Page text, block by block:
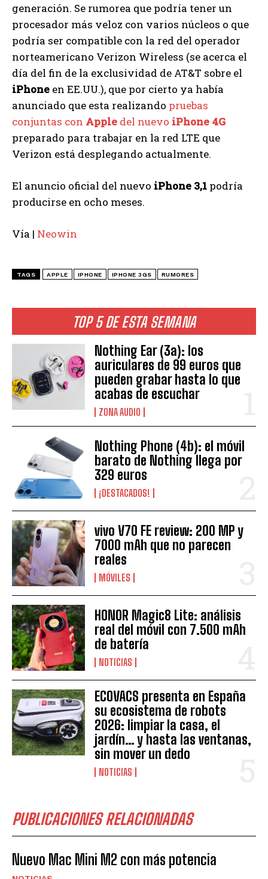
TOP 5 DE ESTA SEMANA
Nothing Ear (3a): los
auriculares de 99 euros que
pueden grabar hasta lo que
acabas de escuchar
ZONA AUDIO
Nothing Phone (4b): el móvil
barato de Nothing llega por
329 euros
¡DESTACADOS!
vivo V70 FE review: 200 MP y
7000 mAh que no parecen
reales
MÓVILES
HONOR Magic8 Lite: análisis
real del móvil con 7.500 mAh
de batería
NOTICIAS
ECOVACS presenta en España
su ecosistema de robots
2026: limpiar la casa, el
jardín… y hasta las ventanas,
sin mover un dedo
NOTICIAS
PUBLICACIONES RELACIONADAS
Nuevo Mac Mini M2 con más potencia
generación. Se rumorea que podría tener un
procesador más veloz con varios núcleos o que
podría ser compatible con la red del operador
norteamericano Verizon Wireless (se acerca el
día del fin de la exclusividad de AT&T sobre el
iPhone en EE.UU.), que por cierto ya había
anunciado que esta realizando pruebas
conjuntas con Apple del nuevo iPhone 4G
preparado para trabajar en la red LTE que
Verizon está desplegando actualmente.
El anuncio oficial del nuevo iPhone 3,1 podría
producirse en ocho meses.
Vía | Neowin
TAGS APPLE IPHONE IPHONE 3GS RUMORES